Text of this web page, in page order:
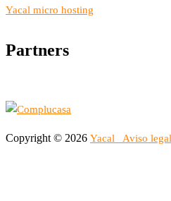
Yacal micro hosting
Partners
Copyright © 2026 Yacal Aviso legal